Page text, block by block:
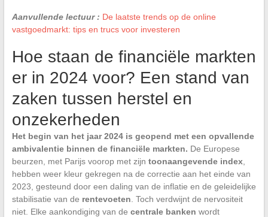
Aanvullende lectuur : De laatste trends op de online
vastgoedmarkt: tips en trucs voor investeren
Hoe staan de financiële markten
er in 2024 voor? Een stand van
zaken tussen herstel en
onzekerheden
Het begin van het jaar 2024 is geopend met een opvallende
ambivalentie binnen de financiële markten. De Europese
beurzen, met Parijs voorop met zijn toonaangevende index,
hebben weer kleur gekregen na de correctie aan het einde van
2023, gesteund door een daling van de inflatie en de geleidelijke
stabilisatie van de rentevoeten . Toch verdwijnt de nervositeit
niet. Elke aankondiging van de centrale banken wordt